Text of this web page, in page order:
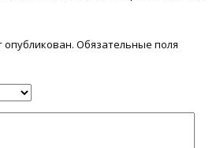
опубликован. Обязательные поля